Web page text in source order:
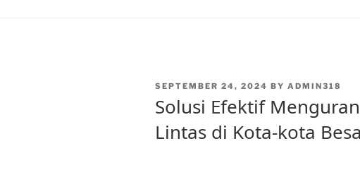
POSTED
SEPTEMBER 24, 2024 BY ADMIN318
Solusi Efektif
Lintas di Kota-kota